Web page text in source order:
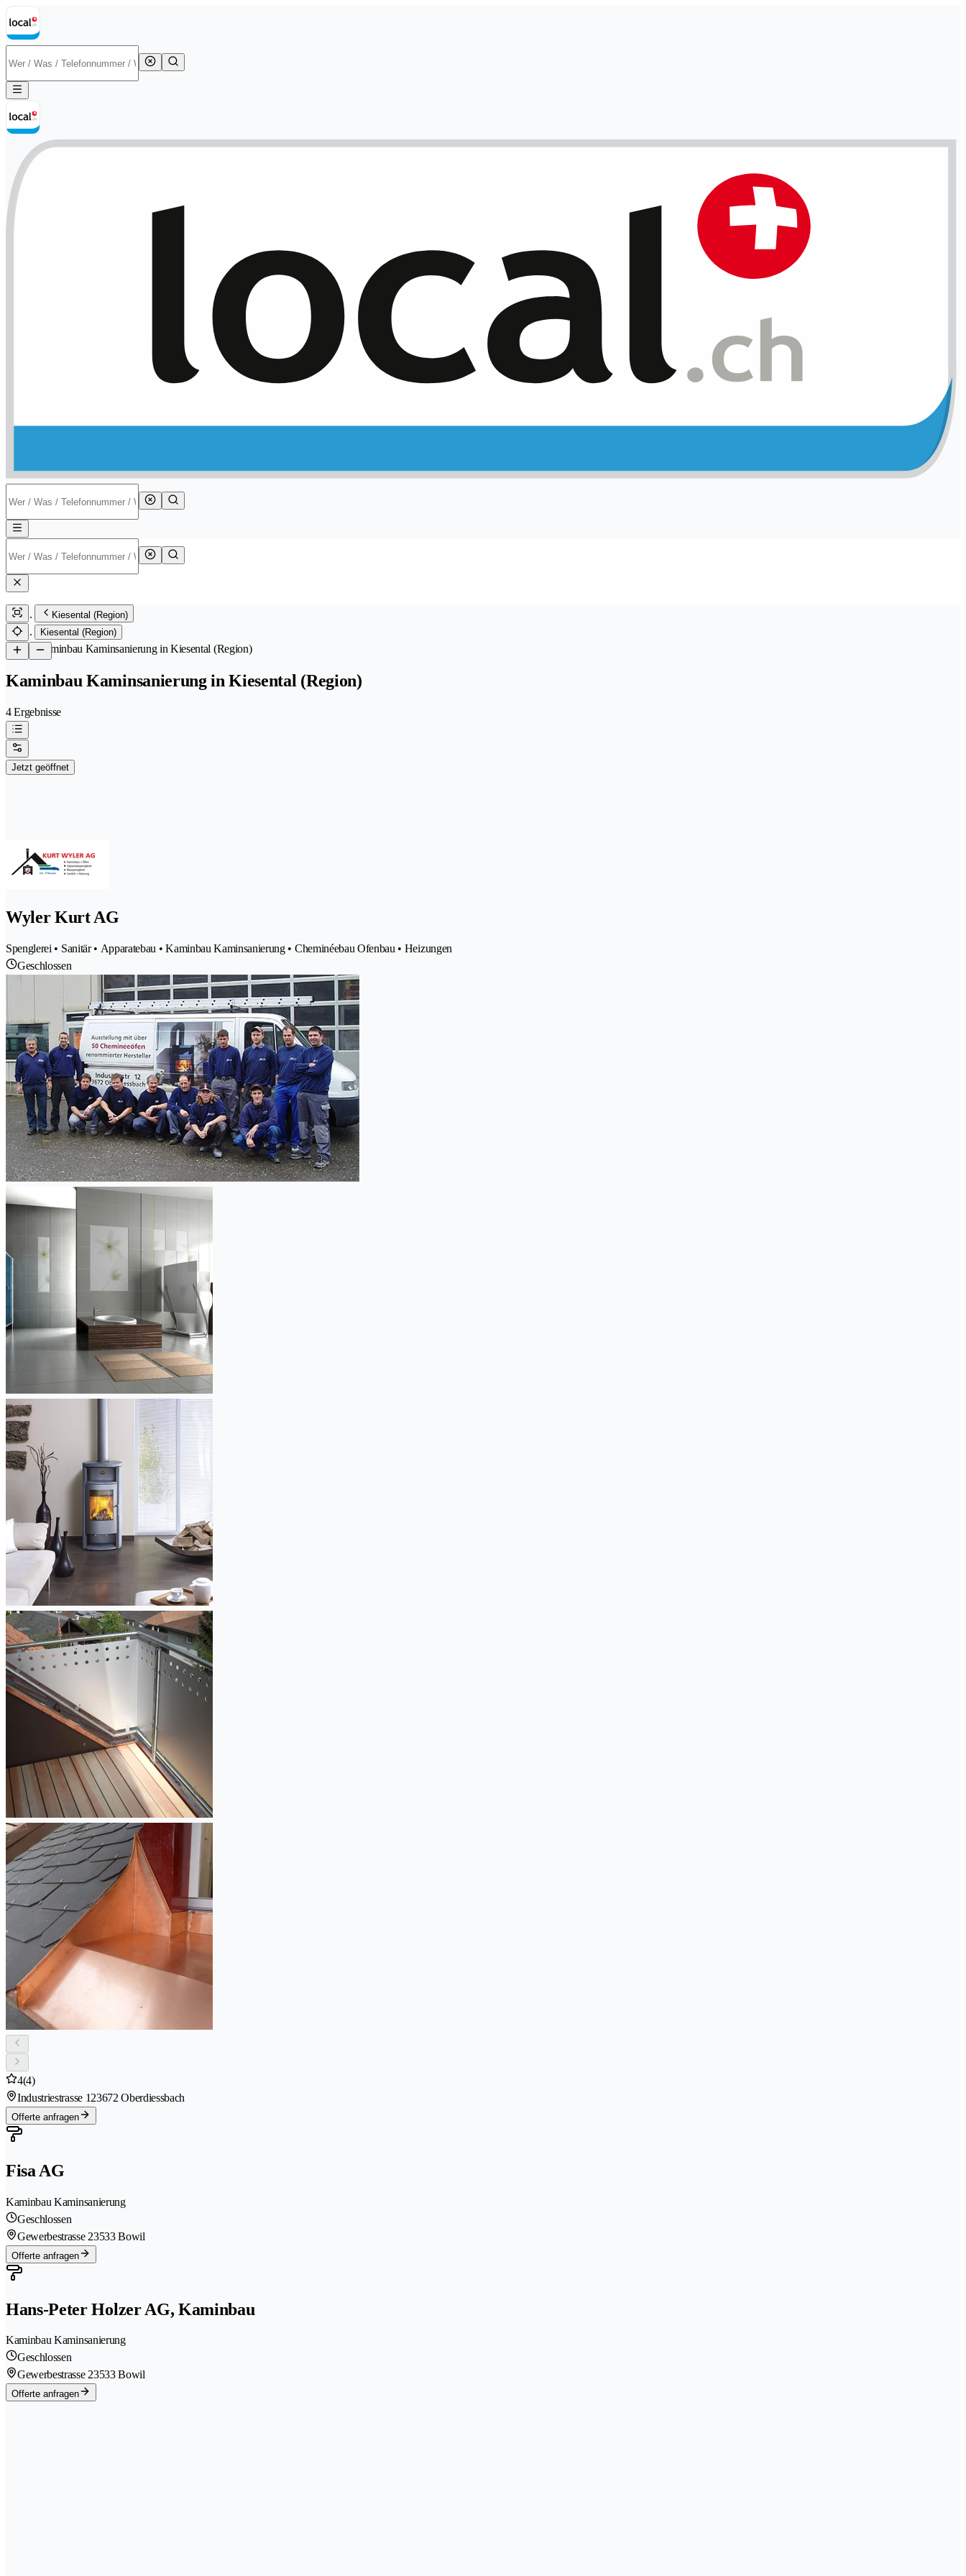
Kiesental (Region)
Kiesental (Region)
/Kaminbau Kaminsanierung in Kiesental (Region)
Kaminbau Kaminsanierung in Kiesental (Region)
4 Ergebnisse
Jetzt geöffnet
Wyler Kurt AG
Spenglerei • Sanitär • Apparatebau • Kaminbau Kaminsanierung • Cheminéebau Ofenbau • Heizungen
Geschlossen
4(4)
Industriestrasse 123672 Oberdiessbach
Offerte anfragen
Fisa AG
Kaminbau Kaminsanierung
Geschlossen
Gewerbestrasse 23533 Bowil
Offerte anfragen
Hans-Peter Holzer AG, Kaminbau
Kaminbau Kaminsanierung
Geschlossen
Gewerbestrasse 23533 Bowil
Offerte anfragen